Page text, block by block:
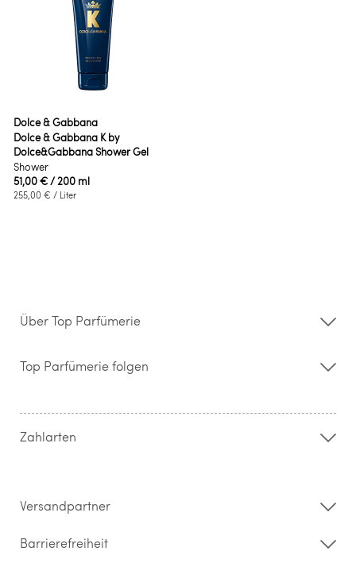
Dolce & Gabbana
Dolce & Gabbana K by
Dolce&Gabbana Shower Gel
Shower
51,00 €/ 200 ml
255,00 € / Liter
Über Top Parfümerie
Storefinder
Kontakt
Widerrufsrecht & Rückgabebedingungen
Top Parfümerie folgen
Zahlarten
Versandpartner
Barrierefreiheit